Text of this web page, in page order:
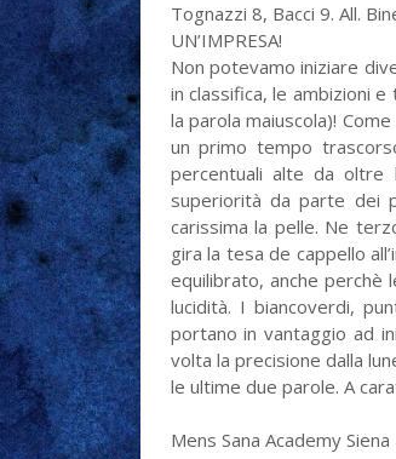
Tognazzi 8, Bacci 9. All.
UN’IMPRESA!
Non potevamo iniziare
in classifica, le ambizioni
la parola maiuscola)!
un primo tempo
percentuali alte da oltre
superiorità da parte dei
carissima la pelle. Ne
gira la tesa de cappello
equilibrato, anche perchè
lucidità. I biancoverdi,
portano in vantaggio ad
volta la precisione dalla
le ultime due parole. A
Mens Sana Academy Siena